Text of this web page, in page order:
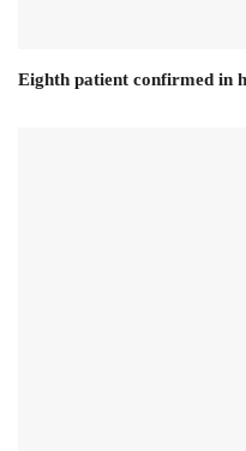
Eighth patient confirmed in